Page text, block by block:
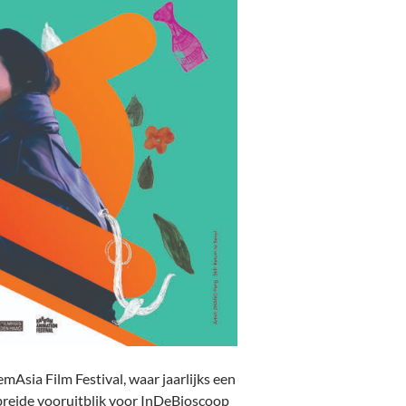
Film Festival, waar jaarlijks een
vooruitblik voor InDeBioscoop